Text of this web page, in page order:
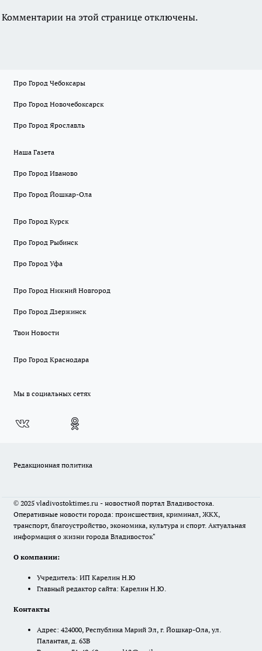
Комментарии на этой странице отключены.
Про Город Чебоксары
Про Город Новочебоксарск
Про Город Ярославль
Наша Газета
Про Город Иваново
Про Город Йошкар-Ола
Про Город Курск
Про Город Рыбинск
Про Город Уфа
Про Город Нижний Новгород
Про Город Дзержинск
Твои Новости
Про Город Краснодара
Мы в социальных сетях
Редакционная политика
© 2025 vladivostoktimes.ru - новостной портал Владивостока.
Оперативные новости города: происшествия, криминал, ЖКХ,
транспорт, благоустройство, экономика, культура и спорт. Актуальная
информация о жизни города Владивосток"
О компании:
Учредитель: ИП Карелин Н.Ю
Главный редактор сайта: Карелин Н.Ю.
Контакты
Адрес: 424000, Республика Марий Эл, г. Йошкар-Ола, ул.
Палантая, д. 63В